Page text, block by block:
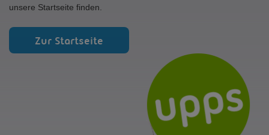
unsere Startseite finden.
Zur Startseite